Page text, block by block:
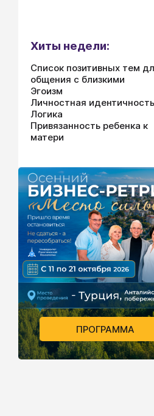
Хиты недели:
Список позитивных тем
общения с близкими
Эгоизм
Личностная идентичность
Логика
Привязанность ребенка к
матери
ПРОГРАММА